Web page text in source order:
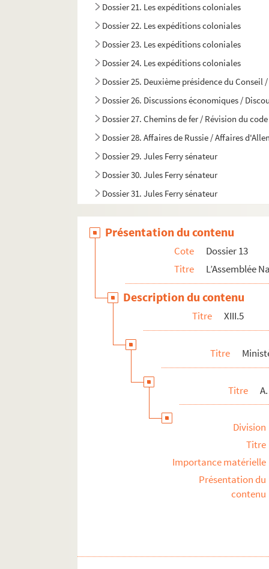
Dossier 21. Les expéditions coloniales
Dossier 22. Les expéditions coloniales
Dossier 23. Les expéditions coloniales
Dossier 24. Les expéditions coloniales
Dossier 25. Deuxième présidence du
Dossier 26. Discussions économiques /
Dossier 27. Chemins de fer / Révision du
Dossier 28. Affaires de Russie / Affaires
Dossier 29. Jules Ferry sénateur
Dossier 30. Jules Ferry sénateur
Dossier 31. Jules Ferry sénateur
Dossier 33. Divers / Distinctions honorifiques
Présentation du contenu
Cote
Dossier 13
Titre
L’Assemblée
Description du contenu
Titre XIII.5
Titre
Titre
Division
Titre
Importance matérielle
Présentation du
contenu